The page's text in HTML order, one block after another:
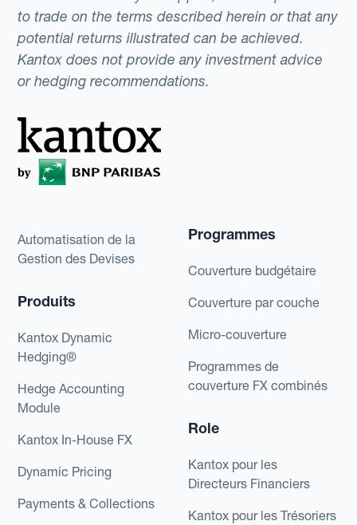
to trade on the terms described herein or that any
potential returns illustrated can be achieved.
Kantox does not provide any investment advice
or hedging recommendations.
Automatisation de la
Gestion des Devises
Produits
Kantox Dynamic
Hedging®
Hedge Accounting
Module
Kantox In-House FX
Dynamic Pricing
Payments & Collections
Programmes
Couverture budgétaire
Couverture par couche
Micro-couverture
Programmes de
couverture FX combinés
Role
Kantox pour les
Directeurs Financiers
Kantox pour les Trésoriers